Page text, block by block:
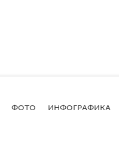
ФОТО ИНФОГРАФИКА